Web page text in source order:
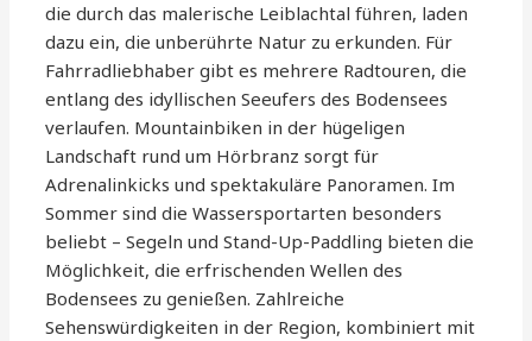
die durch das malerische Leiblachtal führen, laden
dazu ein, die unberührte Natur zu erkunden. Für
Fahrradliebhaber gibt es mehrere Radtouren, die
entlang des idyllischen Seeufers des Bodensees
verlaufen. Mountainbiken in der hügeligen
Landschaft rund um Hörbranz sorgt für
Adrenalinkicks und spektakuläre Panoramen. Im
Sommer sind die Wassersportarten besonders
beliebt – Segeln und Stand-Up-Paddling bieten die
Möglichkeit, die erfrischenden Wellen des
Bodensees zu genießen. Zahlreiche
Sehenswürdigkeiten in der Region, kombiniert mit